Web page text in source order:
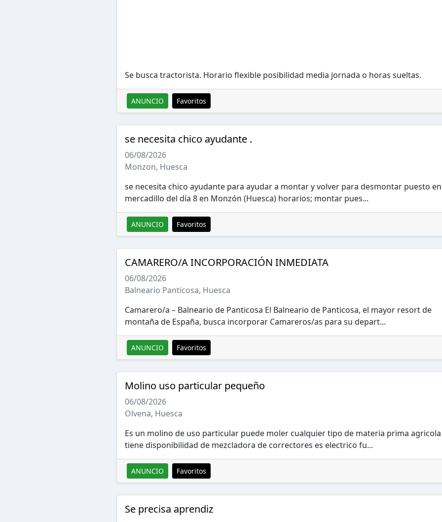
Se busca tractorista. Horario flexible posibilidad media jornada o horas sueltas.
ANUNCIO Favoritos
se necesita chico ayudante .
06/08/2026
Monzon, Huesca
se necesita chico ayudante para ayudar a montar y volver para desmontar puesto
mercadillo del día 8 en Monzón (Huesca) horarios; montar pues...
ANUNCIO Favoritos
CAMARERO/A INCORPORACIÓN INMEDIATA
06/08/2026
Balneario Panticosa, Huesca
Camarero/a – Balneario de Panticosa El Balneario de Panticosa, el mayor resort de
montaña de España, busca incorporar Camareros/as para su depart...
ANUNCIO Favoritos
Molino uso particular pequeño
06/08/2026
Olvena, Huesca
Es un molino de uso particular puede moler cualquier tipo de materia prima agricola
tiene disponibilidad de mezcladora de correctores es electrico fu...
ANUNCIO Favoritos
Se precisa aprendiz